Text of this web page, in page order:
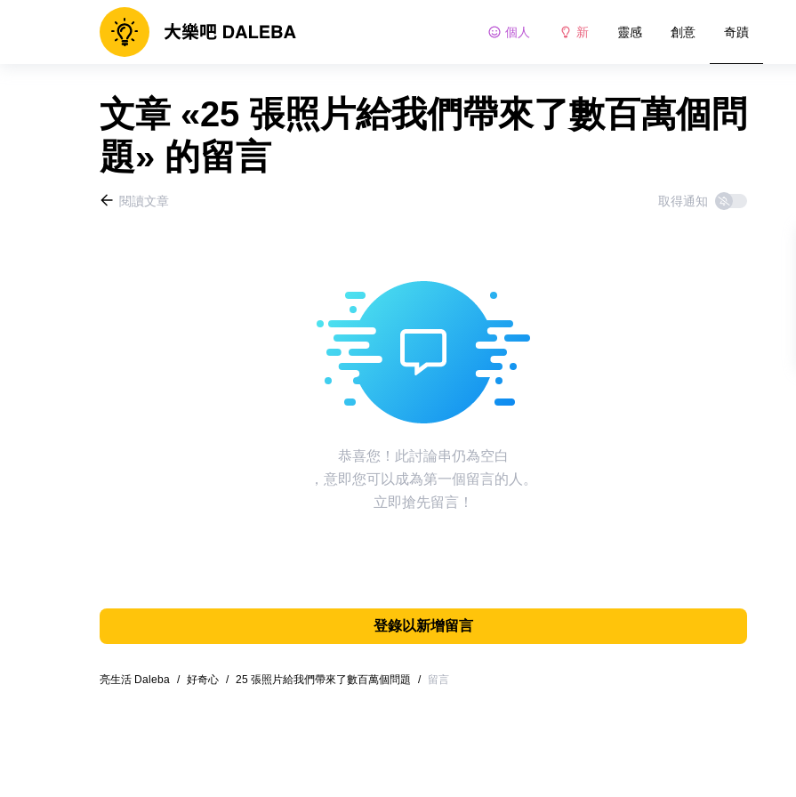
個人 新 靈感 創意 奇蹟
文章 «25 張照片給我們帶來了數百萬個問
題» 的留言
閱讀文章 取得通知
恭喜您！此討論串仍為空白
，意即您可以成為第一個留言的人。
立即搶先留言！
登錄以新增留言
亮生活 Daleba / 好奇心 / 25 張照片給我們帶來了數百萬個問題 / 留言